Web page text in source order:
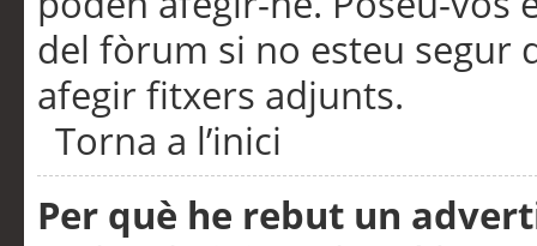
del fòrum si no esteu segur
afegir fitxers adjunts.
Torna a l’inici
Per què he rebut un